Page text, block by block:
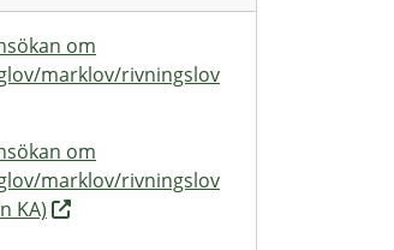
om
marklov/rivningslov
om
marklov/rivningslov
KA)